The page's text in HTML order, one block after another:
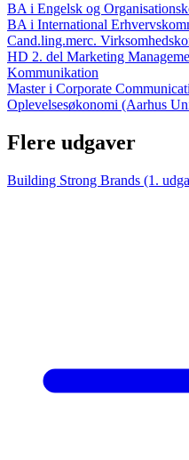
BA i Engelsk og
BA i International
Cand.ling.merc.
HD 2. del Marketing
Kommunikation
Master i Corporate
Oplevelsesøkonomi (Aarhus
Flere udgaver
Building Strong Brands (1.